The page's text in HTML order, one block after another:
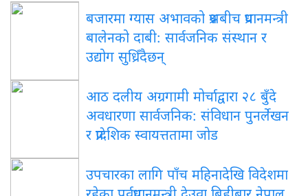
बजारमा ग्यास अभावको प्रश्नबीच प्रधानमन्त्री
बालेनको दाबी: सार्वजनिक संस्थान र
उद्योग सुध्रिँदैछन्
आठ दलीय अग्रगामी मोर्चाद्वारा २८ बुँदे
अवधारणा सार्वजनिक: संविधान पुनर्लेखन
र प्रादेशिक स्वायत्ततामा जोड
उपचारका लागि पाँच महिनादेखि विदेशमा